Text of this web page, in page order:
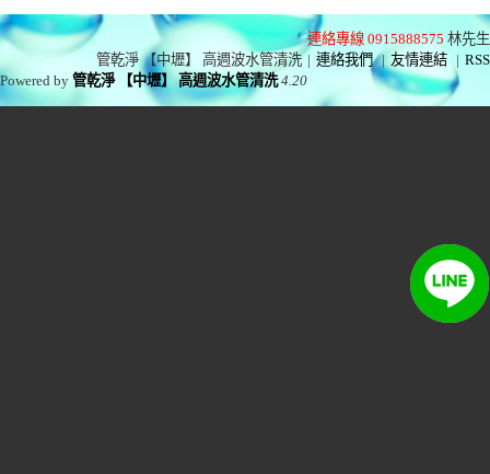
連絡專線 0915888575 林先生
管乾淨 【中壢】 高週波水管清洗 | 連絡我們 | 友情連結 | RSS
Powered by管乾淨 【中壢】 高週波水管清洗 4.20